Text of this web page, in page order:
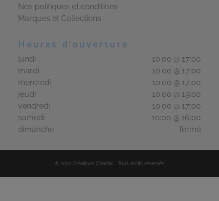
Nos politiques et conditions
Marques et Collections
Heures d'ouverture
lundi
10:00 @ 17:00
mardi
10:00 @ 17:00
mercredi
10:00 @ 17:00
jeudi
10:00 @ 19:00
vendredi
10:00 @ 17:00
samedi
10:00 @ 16:00
dimanche
fermé
© 2026 Créations Chantal - Tous droits réservés